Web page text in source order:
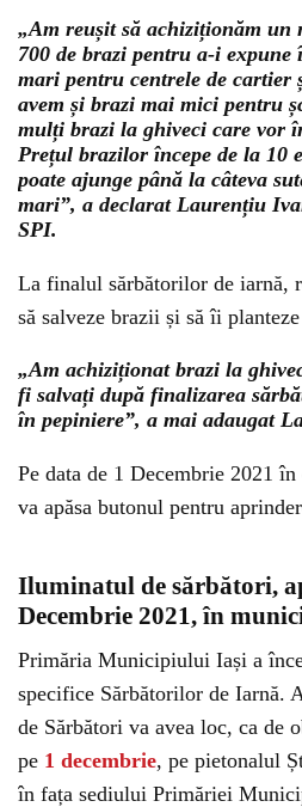
„Am reușit să achiziționăm un
700 de brazi pentru a-i
mari pentru centrele de
avem și brazi mai mici pentru
mulți brazi la ghiveci care vor
Prețul brazilor începe de la 10
poate ajunge până la câteva
mari”, a declarat Laurențiu
SPI.
La finalul sărbătorilor de iarnă,
să salveze brazii și să îi
„Am achiziționat brazi la
fi salvați după finalizarea
în pepiniere”, a mai adaugat
Pe data de 1 Decembrie 2021
va apăsa butonul pentru
Could not
Error code:
Iluminatul de sărbători,
Decembrie 2021, în
Primăria Municipiului Iași a
specifice Sărbătorilor de Iarnă.
de Sărbători va avea loc, ca de
pe 1 decembrie, pe pietonalul
în fața sediului Primăriei